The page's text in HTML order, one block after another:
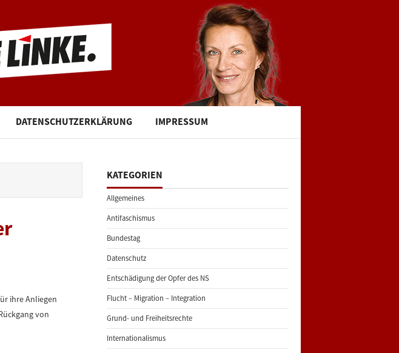
DATENSCHUTZERKLÄRUNG IMPRESSUM
ihre Anliegen
von
KATEGORIEN
Allgemeines
Antifaschismus
Bundestag
Datenschutz
Entschädigung der Opfer des NS
Flucht – Migration – Integration
Grund- und Freiheitsrechte
Internationalismus